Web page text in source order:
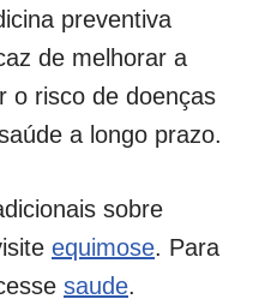
preventiva
de melhorar a
o risco de doenças
a longo prazo.
sobre
equimose. Para
saude.